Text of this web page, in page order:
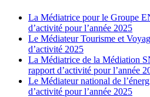
La Médiatrice pour le Groupe
d’activité pour l’année 2025
Le Médiateur Tourisme et
d’activité 2025
La Médiatrice de la Médiation
rapport d’activité pour l’année
Le Médiateur national de
d’activité pour l’année 2025